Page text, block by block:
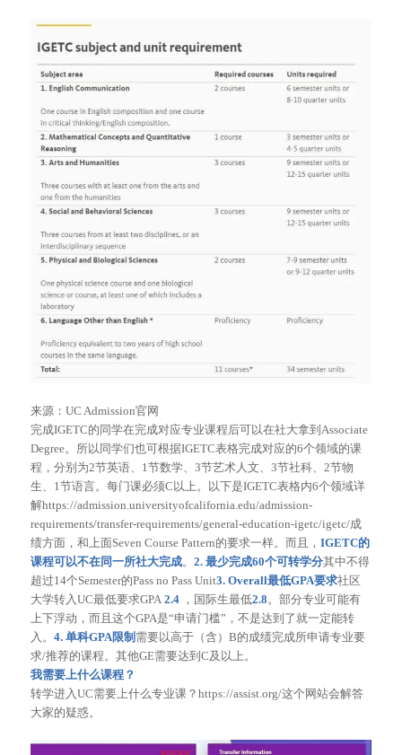
来源：UC Admission官网
完成IGETC的同学在完成对应专业课程后可以在社大拿到Associate
Degree。所以同学们也可根据IGETC表格完成对应的6个领域的课
程，分别为2节英语、1节数学、3节艺术人文、3节社科、2节物
生、1节语言。每门课必须C以上。以下是IGETC表格内6个领域详
解https://admission.universityofcalifornia.edu/admission-
requirements/transfer-requirements/general-education-igetc/igetc/成
绩方面，和上面Seven Course Pattern的要求一样。而且， IGETC的
课程可以不在同一所社大完成。 2. 最少完成60个可转学分其中不得
超过14个Semester的Pass no Pass Unit3. Overall最低GPA要求社区
大学转入UC最低要求GPA 2.4，国际生最低2.8 。部分专业可能有
上下浮动，而且这个GPA是“申请门槛”，不是达到了就一定能转
入。 4. 单科GPA限制 需要以高于（含）B的成绩完成所申请专业要
求/推荐的课程。其他GE需要达到C及以上。
我需要上什么课程？
转学进入UC需要上什么专业课？https://assist.org/这个网站会解答
大家的疑惑。